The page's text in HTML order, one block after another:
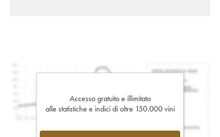
Accesso gratuito e illimitato
alle statistiche e indici di oltre 150.000 vini